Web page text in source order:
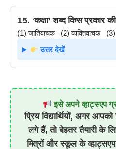
15. ‘कक्षा’ शब्द किस प्रकार
(1) जातिवाचक (2) व्यक्तिवाचक
उत्तर देखें
इसे अपने व्हाट्सएप
प्रिय विद्यार्थियों, अगर
लगे हैं, तो बेहतर तैयारी के
मित्रों और स्कूल के